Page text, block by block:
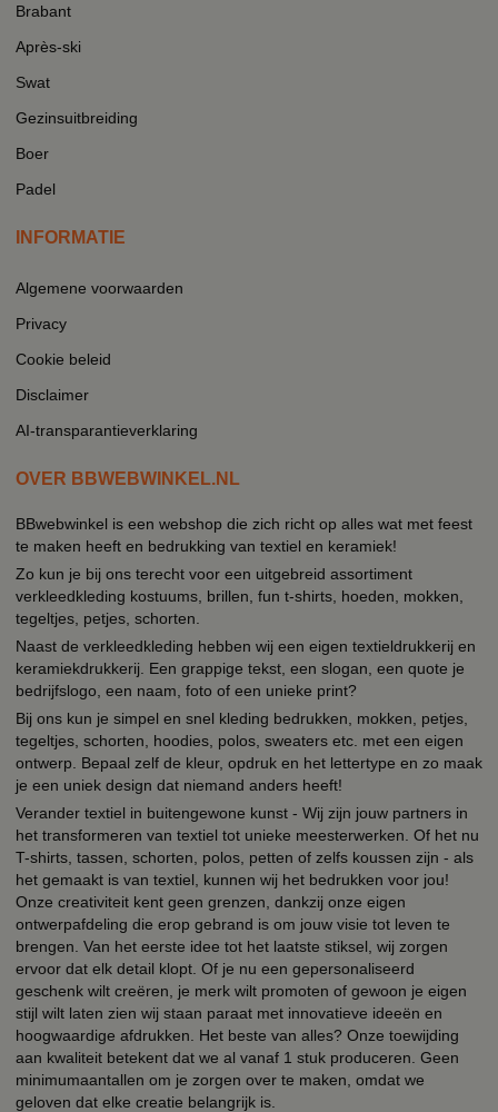
Brabant
Après-ski
Swat
Gezinsuitbreiding
Boer
Padel
INFORMATIE
Algemene voorwaarden
Privacy
Cookie beleid
Disclaimer
AI-transparantieverklaring
OVER BBWEBWINKEL.NL
BBwebwinkel is een webshop die zich richt op alles wat met feest
te maken heeft en bedrukking van textiel en keramiek!
Zo kun je bij ons terecht voor een uitgebreid assortiment
verkleedkleding kostuums, brillen, fun t-shirts, hoeden, mokken,
tegeltjes, petjes, schorten.
Naast de verkleedkleding hebben wij een eigen textieldrukkerij en
keramiekdrukkerij. Een grappige tekst, een slogan, een quote je
bedrijfslogo, een naam, foto of een unieke print?
Bij ons kun je simpel en snel kleding bedrukken, mokken, petjes,
tegeltjes, schorten, hoodies, polos, sweaters etc. met een eigen
ontwerp. Bepaal zelf de kleur, opdruk en het lettertype en zo maak
je een uniek design dat niemand anders heeft!
Verander textiel in buitengewone kunst - Wij zijn jouw partners in
het transformeren van textiel tot unieke meesterwerken. Of het nu
T-shirts, tassen, schorten, polos, petten of zelfs koussen zijn - als
het gemaakt is van textiel, kunnen wij het bedrukken voor jou!
Onze creativiteit kent geen grenzen, dankzij onze eigen
ontwerpafdeling die erop gebrand is om jouw visie tot leven te
brengen. Van het eerste idee tot het laatste stiksel, wij zorgen
ervoor dat elk detail klopt. Of je nu een gepersonaliseerd
geschenk wilt creëren, je merk wilt promoten of gewoon je eigen
stijl wilt laten zien wij staan paraat met innovatieve ideeën en
hoogwaardige afdrukken. Het beste van alles? Onze toewijding
aan kwaliteit betekent dat we al vanaf 1 stuk produceren. Geen
minimumaantallen om je zorgen over te maken, omdat we
geloven dat elke creatie belangrijk is.